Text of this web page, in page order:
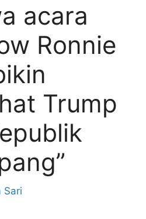
acara
Ronnie
Trump
Sari